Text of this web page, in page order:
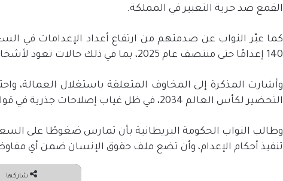
القمع ضد حرية التعبير في المملكة.
كما عبّر النواب عن صدمتهم من ارتفاع أعداد الإعدامات في
140 إعدامًا حتى منتصف عام ، بما في ذلك حالات تعود
وأشارت المذكرة إلى المخاوف المتعلقة باستغلال العمالة،
التحضير لكأس العالم
، في ظل غياب إصلاحات جذرية في
وطالب النواب الحكومة البريطانية بأن تمارس ضغوطًا على
تنفيذ أحكام الإعدام، وأن تضع ملف حقوق الإنسان ضمن أي
شاركها